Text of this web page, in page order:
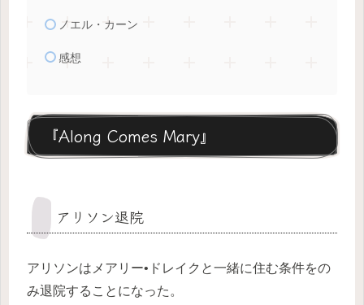
ノエル・カーン
感想
『Along Comes Mary』
アリソン退院
アリソンはメアリー•ドレイクと一緒に住む条件をの
み退院することになった。